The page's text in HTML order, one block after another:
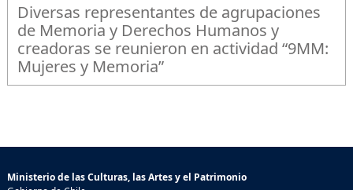
Diversas representantes de agrupaciones
de Memoria y Derechos Humanos y
creadoras se reunieron en actividad “9MM:
Mujeres y Memoria”
Ministerio de las Culturas, las Artes y el Patrimonio